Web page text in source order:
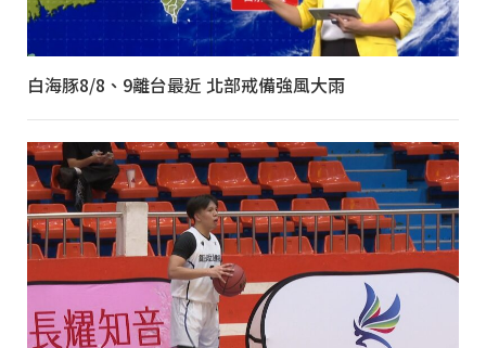
白海豚8/8、9離台最近 北部戒備強風大雨